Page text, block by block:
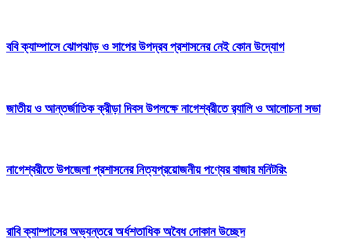
ববি ক্যাম্পাসে ঝোপঝাড় ও সাপের উপদ্রব প্রশাসনের নেই কোন উদ্যোগ
জাতীয় ও আন্তর্জাতিক ক্রীড়া দিবস উপলক্ষে নাগেশ্বরীতে র‌্যালি ও আলোচনা সভা
নাগেশ্বরীতে উপজেলা প্রশাসনের নিত্যপ্রয়োজনীয় পণ্যের বাজার মনিটরিং
রাবি ক্যাম্পাসের অভ্যন্তরে অর্ধশতাধিক অবৈধ দোকান উচ্ছেদ